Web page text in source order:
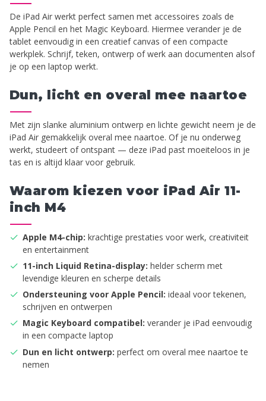
De iPad Air werkt perfect samen met accessoires zoals de
Apple Pencil en het Magic Keyboard. Hiermee verander je de
tablet eenvoudig in een creatief canvas of een compacte
werkplek. Schrijf, teken, ontwerp of werk aan documenten alsof
je op een laptop werkt.
Dun, licht en overal mee naartoe
Met zijn slanke aluminium ontwerp en lichte gewicht neem je de
iPad Air gemakkelijk overal mee naartoe. Of je nu onderweg
werkt, studeert of ontspant — deze iPad past moeiteloos in je
tas en is altijd klaar voor gebruik.
Waarom kiezen voor iPad Air 11-
inch M4
Apple M4-chip: krachtige prestaties voor werk, creativiteit
en entertainment
11-inch Liquid Retina-display: helder scherm met
levendige kleuren en scherpe details
Ondersteuning voor Apple Pencil: ideaal voor tekenen,
schrijven en ontwerpen
Magic Keyboard compatibel: verander je iPad eenvoudig
in een compacte laptop
Dun en licht ontwerp: perfect om overal mee naartoe te
nemen